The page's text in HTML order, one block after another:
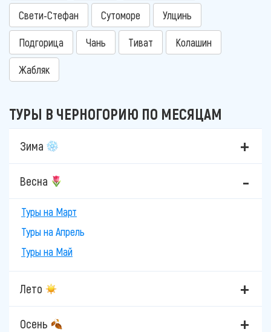
Свети-Стефан Сутоморе Улцинь
Подгорица Чань Тиват Колашин
Жабляк
ТУРЫ В ЧЕРНОГОРИЮ ПО МЕСЯЦАМ
Зима
Весна
Туры на Март
Туры на Апрель
Туры на Май
Лето
Осень